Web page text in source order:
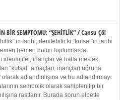
BİR SEMPTOMU; “ŞEHİTLİK” / Cansu Çöl
in tarihi, denilebilir ki “kutsal”ın tarihi
hemen bütün toplumlarda
ideolojiler, inançlar ve hatta meslek
“kutsal” amaçları, inançları uğruna
adlandırılışına ve bu adlandırmayı
sembolik olarak sahiplenilip bir
rastlanır. Burada sorun elbette